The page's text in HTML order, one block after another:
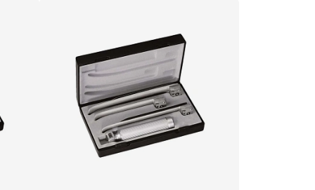
Аккумуляторы и зарядные устройства
Рукоятки для диагностических приборов
Кровоостанавливающие жгуты
Ларингоскопы
Аксессуары для ларингоскопов
Стандартные ларингоскопы
Фиброоптические ларингоскопы